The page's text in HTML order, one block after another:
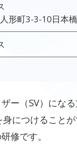
形町3-3-10日本橋
ー（SV）にな
につけること
修です。